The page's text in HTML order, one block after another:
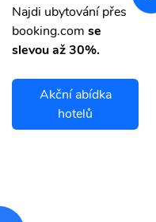
Najdi ubytování přes
booking.com se
slevou až 30%.
Akční abídka
hotelů